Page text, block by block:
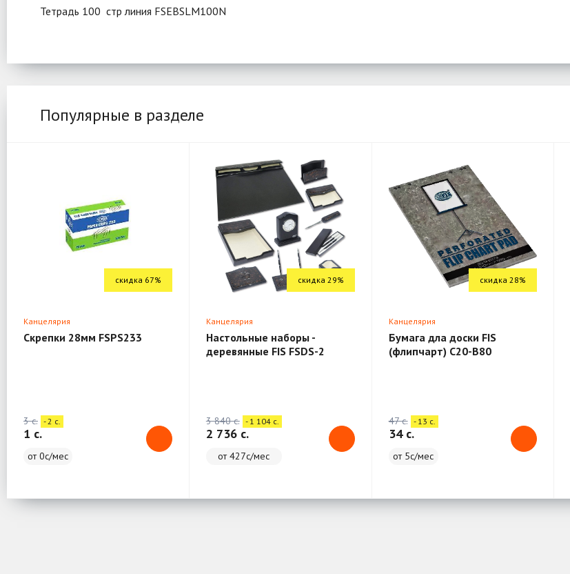
Тетрадь 100 стр линия FSEBSLM100N
Популярные в разделе
скидка 67%
Канцелярия
Скрепки 28мм FSPS233
3 c. - 2 c.
1 c.
от 0с/мес
скидка 29%
Канцелярия
Настольные наборы -
деревянные FIS FSDS-2
3 840 c. - 1 104 c.
2 736 c.
от 427с/мес
скидка 28%
Канцелярия
Бумага дла доски FIS
(флипчарт) C20-B80
47 c. - 13 c.
34 c.
от 5с/мес